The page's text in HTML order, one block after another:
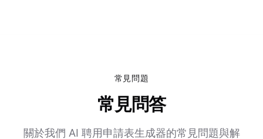
常見問題
常見問答
關於我們 AI 聘用申請表生成器的常見問題與解